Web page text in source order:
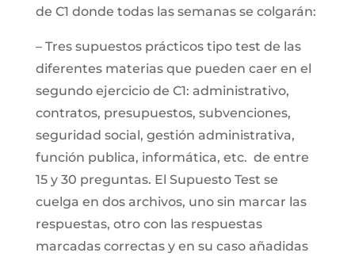
de C1 donde todas las semanas se colgarán:
– Tres supuestos prácticos tipo test de las
diferentes materias que pueden caer en el
segundo ejercicio de C1: administrativo,
contratos, presupuestos, subvenciones,
seguridad social, gestión administrativa,
función publica, informática, etc. de entre
15 y 30 preguntas. El Supuesto Test se
cuelga en dos archivos, uno sin marcar las
respuestas, otro con las respuestas
marcadas correctas y en su caso añadidas